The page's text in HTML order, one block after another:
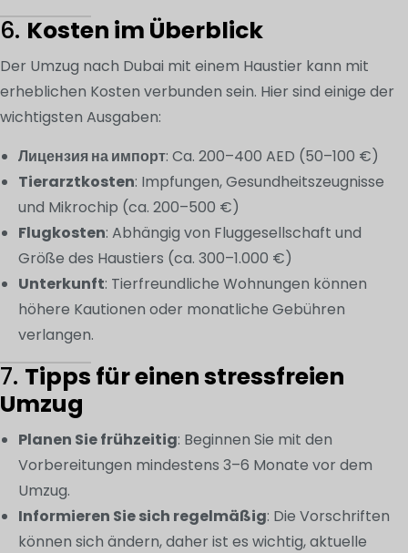
6. Kosten im Überblick
Der Umzug nach Dubai mit einem Haustier kann mit
erheblichen Kosten verbunden sein. Hier sind einige der
wichtigsten Ausgaben:
Лицензия на импорт: Ca. 200–400 AED (50–100 €)
Tierarztkosten: Impfungen, Gesundheitszeugnisse
und Mikrochip (ca. 200–500 €)
Flugkosten: Abhängig von Fluggesellschaft und
Größe des Haustiers (ca. 300–1.000 €)
Unterkunft: Tierfreundliche Wohnungen können
höhere Kautionen oder monatliche Gebühren
verlangen.
7. Tipps für einen stressfreien
Umzug
Planen Sie frühzeitig: Beginnen Sie mit den
Vorbereitungen mindestens 3–6 Monate vor dem
Umzug.
Informieren Sie sich regelmäßig: Die Vorschriften
können sich ändern, daher ist es wichtig, aktuelle